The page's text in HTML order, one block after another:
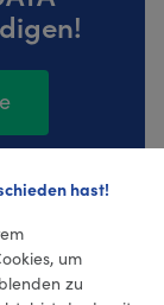
hast!
um
zu